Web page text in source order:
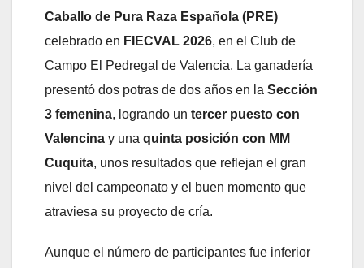
Caballo de Pura Raza Española (PRE)
celebrado en FIECVAL 2026, en el Club de
Campo El Pedregal de Valencia. La ganadería
presentó dos potras de dos años en la Sección
3 femenina, logrando un tercer puesto con
Valencina y una quinta posición con MM
Cuquita, unos resultados que reflejan el gran
nivel del campeonato y el buen momento que
atraviesa su proyecto de cría.
Aunque el número de participantes fue inferior